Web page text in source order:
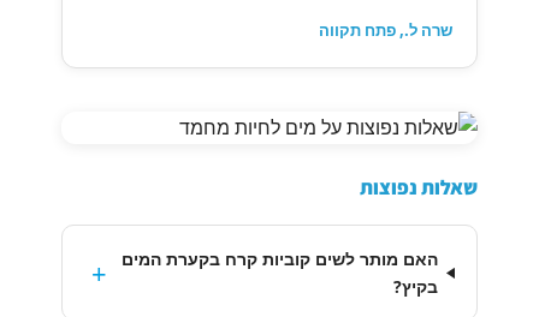
שרה ל., פתח תקווה
שאלות נפוצות
האם מותר לשים קוביות קרח בקערת המים
בקיץ?
+